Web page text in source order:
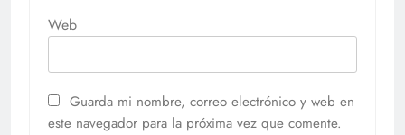
Web
Guarda mi nombre, correo electrónico y web en
este navegador para la próxima vez que comente.